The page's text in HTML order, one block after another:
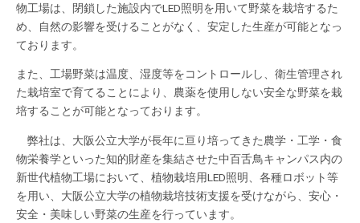
物工場は、閉鎖した施設内でLED照明を用いて野菜を栽培するた
め、自然の影響を受けることがなく、安定した生産が可能となっ
ております。
また、工場野菜は温度、湿度等をコントロールし、衛生管理され
た栽培室で育てることにより、農薬を使用しない安全な野菜を栽
培することが可能となっております。
弊社は、大阪公立大学が長年に亘り培ってきた農学・工学・食
物栄養学といった知的財産を集結させた中百舌鳥キャンパス内の
新世代植物工場において、植物栽培用LED照明、各種ロボット等
を用い、大阪公立大学の植物栽培技術支援を受けながら、安心・
安全・美味しい野菜の生産を行っています。